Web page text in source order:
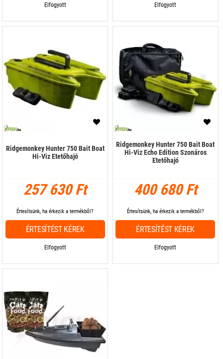
Elfogyott Elfogyott
Ridgemonkey Hunter 750 Bait Boat
Hi-Viz Etetőhajó
257 630 Ft
Elfogyott
Értesítsünk, ha érkezik a termékből?
ÉRTESÍTÉST KÉREK
Ridgemonkey Hunter 750 Bait Boat
Hi-Viz Echo Edition Szonáros
Etetőhajó
400 680 Ft
Elfogyott
Értesítsünk, ha érkezik a termékből?
ÉRTESÍTÉST KÉREK